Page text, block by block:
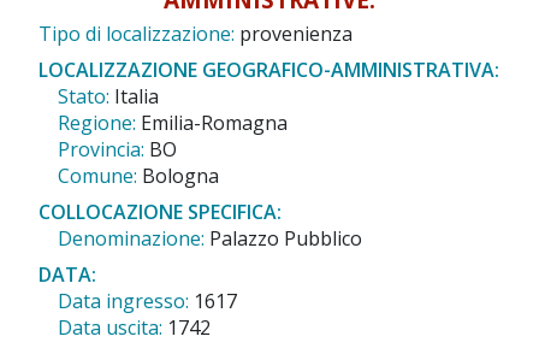
Tipo di localizzazione: provenienza
LOCALIZZAZIONE GEOGRAFICO-AMMINISTRATIVA:
Stato: Italia
Regione: Emilia-Romagna
Provincia: BO
Comune: Bologna
COLLOCAZIONE SPECIFICA:
Denominazione: Palazzo Pubblico
DATA:
Data ingresso: 1617
Data uscita: 1742